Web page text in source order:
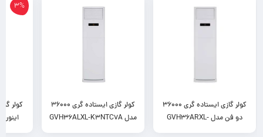
کولر گازی ایستاده گری 36000
دو فن مدل GVH36ARXL-
K3NTD2A
343,700,000
کولر گازی ایستاده گری 36000
مدل GVH36ALXL-K3NTC7A
317,100,000
3%